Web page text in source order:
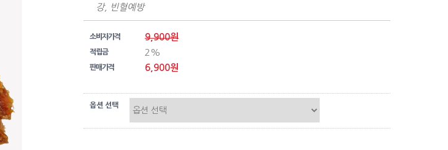
강, 빈혈예방
소비자가격 9,900원
적립금 2%
판매가격 6,900원
옵션 선택